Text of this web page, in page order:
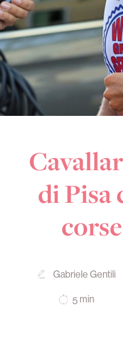
di Pisa
Gabriele Gentili
5 min